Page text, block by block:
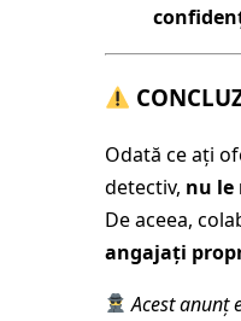
Odată ce ați
detectiv, nu le
De aceea,
angajați
Acest anunț